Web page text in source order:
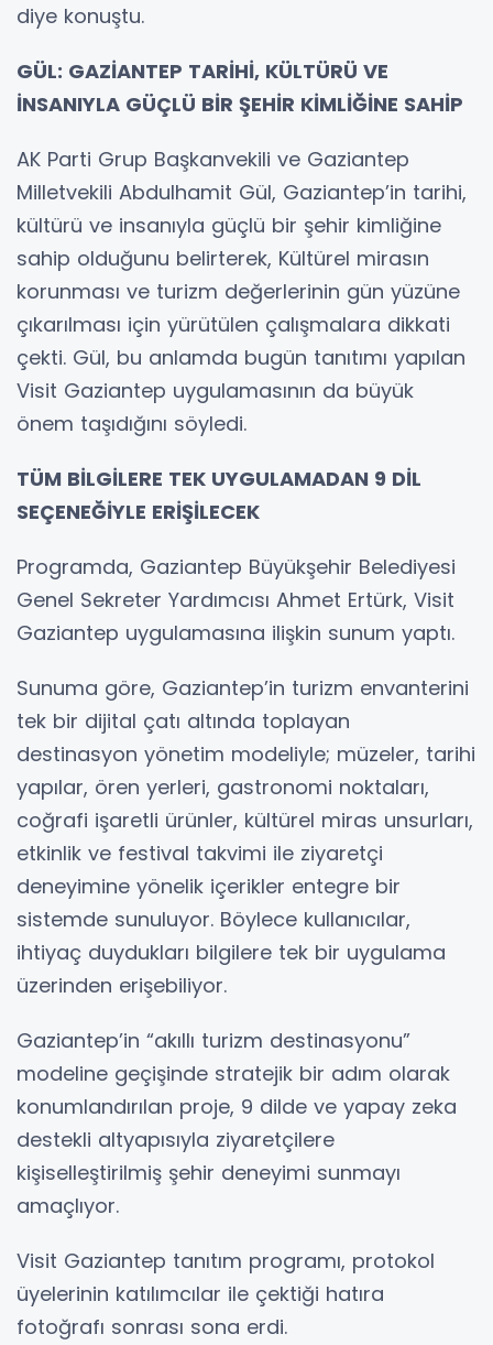
diye konuştu.
GÜL: GAZİANTEP TARİHİ, KÜLTÜRÜ VE
İNSANIYLA GÜÇLÜ BİR ŞEHİR KİMLİĞİNE SAHİP
AK Parti Grup Başkanvekili ve Gaziantep
Milletvekili Abdulhamit Gül, Gaziantep’in tarihi,
kültürü ve insanıyla güçlü bir şehir kimliğine
sahip olduğunu belirterek, Kültürel mirasın
korunması ve turizm değerlerinin gün yüzüne
çıkarılması için yürütülen çalışmalara dikkati
çekti. Gül, bu anlamda bugün tanıtımı yapılan
Visit Gaziantep uygulamasının da büyük
önem taşıdığını söyledi.
TÜM BİLGİLERE TEK UYGULAMADAN 9 DİL
SEÇENEĞİYLE ERİŞİLECEK
Programda, Gaziantep Büyükşehir Belediyesi
Genel Sekreter Yardımcısı Ahmet Ertürk, Visit
Gaziantep uygulamasına ilişkin sunum yaptı.
Sunuma göre, Gaziantep’in turizm envanterini
tek bir dijital çatı altında toplayan
destinasyon yönetim modeliyle; müzeler, tarihi
yapılar, ören yerleri, gastronomi noktaları,
coğrafi işaretli ürünler, kültürel miras unsurları,
etkinlik ve festival takvimi ile ziyaretçi
deneyimine yönelik içerikler entegre bir
sistemde sunuluyor. Böylece kullanıcılar,
ihtiyaç duydukları bilgilere tek bir uygulama
üzerinden erişebiliyor.
Gaziantep’in “akıllı turizm destinasyonu”
modeline geçişinde stratejik bir adım olarak
konumlandırılan proje, 9 dilde ve yapay zeka
destekli altyapısıyla ziyaretçilere
kişiselleştirilmiş şehir deneyimi sunmayı
amaçlıyor.
Visit Gaziantep tanıtım programı, protokol
üyelerinin katılımcılar ile çektiği hatıra
fotoğrafı sonrası sona erdi.